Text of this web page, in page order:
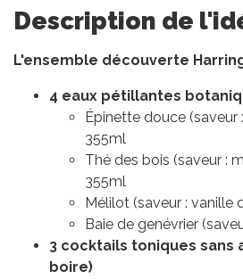
Description de
L'ensemble découverte
4 eaux pétillantes
Épinette douce (saveur
355ml
Thé des bois (saveur :
355ml
Mélilot (saveur : vanille
Baie de genévrier
3 cocktails toniques sans
boire)